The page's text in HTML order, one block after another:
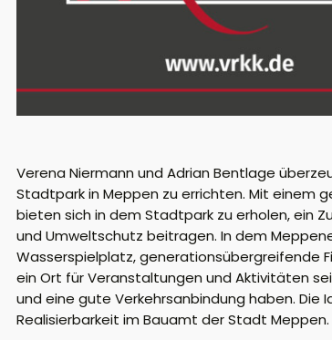
Verena Niermann und Adrian Bentlage
Stadtpark in Meppen zu errichten. Mit einem
bieten sich in dem Stadtpark zu erholen, ein
und Umweltschutz beitragen. In dem
Wasserspielplatz, generationsübergreifende
ein Ort für Veranstaltungen und Aktivitäten
und eine gute Verkehrsanbindung haben.
Realisierbarkeit im Bauamt der Stadt Meppen.